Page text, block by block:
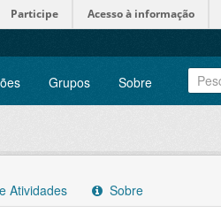
Participe Acesso à informação
Grupos Sobre
Atividades Sobre